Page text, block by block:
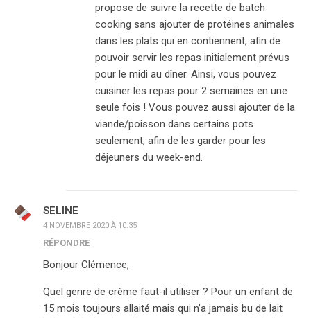
propose de suivre la recette de batch
cooking sans ajouter de protéines animales
dans les plats qui en contiennent, afin de
pouvoir servir les repas initialement prévus
pour le midi au dîner. Ainsi, vous pouvez
cuisiner les repas pour 2 semaines en une
seule fois ! Vous pouvez aussi ajouter de la
viande/poisson dans certains pots
seulement, afin de les garder pour les
déjeuners du week-end.
SELINE
4 NOVEMBRE 2020 À 10:35
RÉPONDRE
Bonjour Clémence,
Quel genre de crème faut-il utiliser ? Pour un enfant de
15 mois toujours allaité mais qui n’a jamais bu de lait